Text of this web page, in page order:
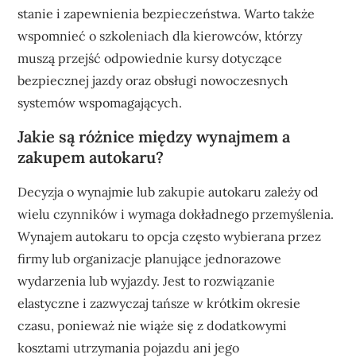
stanie i zapewnienia bezpieczeństwa. Warto także
wspomnieć o szkoleniach dla kierowców, którzy
muszą przejść odpowiednie kursy dotyczące
bezpiecznej jazdy oraz obsługi nowoczesnych
systemów wspomagających.
Jakie są różnice między wynajmem a
zakupem autokaru?
Decyzja o wynajmie lub zakupie autokaru zależy od
wielu czynników i wymaga dokładnego przemyślenia.
Wynajem autokaru to opcja często wybierana przez
firmy lub organizacje planujące jednorazowe
wydarzenia lub wyjazdy. Jest to rozwiązanie
elastyczne i zazwyczaj tańsze w krótkim okresie
czasu, ponieważ nie wiąże się z dodatkowymi
kosztami utrzymania pojazdu ani jego